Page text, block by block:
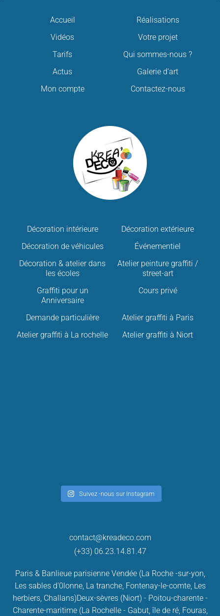
Accueil
Réalisations
Vidéos
Votre projet
Tarifs
Qui sommes-nous ?
Actus
Galerie d’art
Mon compte
Contactez-nous
Décoration intérieure
Décoration extérieure
Décoration de véhicules
Événementiel
Décoration & atelier dans
les écoles
Atelier peinture graffiti /
street-art
Graffiti pour un
Anniversaire
Cours privé
Demande particulière
Atelier graffiti à Paris
Atelier graffiti à La rochelle
Atelier graffiti à Niort
Suivez -nous sur Instagram
contact@kreadeco.com
(+33) 06.23.14.81.47
Paris & Banlieue parisienneVendée (La Roche -sur-yon,
Les sables d'0lonne, La tranche, Fontenay-le-comte, Les
herbiers, Challans)Deux-sèvres (Niort) - Poitou-charente -
Charente-maritime (La Rochelle - Gabut, île de ré, Fouras,